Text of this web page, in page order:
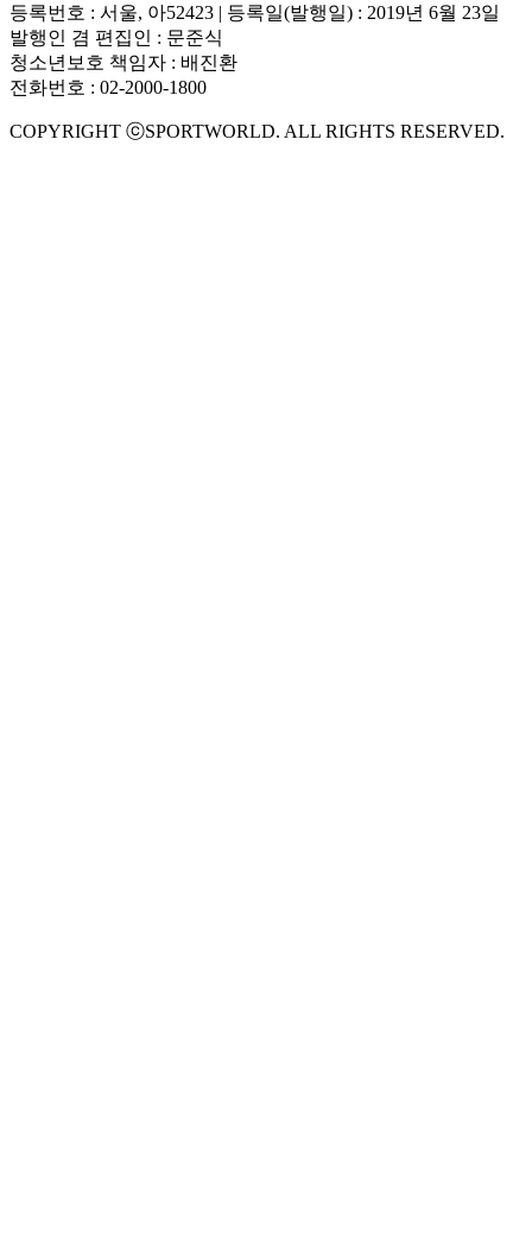
등록번호 : 서울, 아52423 | 등록일(발행일) : 2019년 6월 23일
발행인 겸 편집인 : 문준식
청소년보호 책임자 : 배진환
전화번호 : 02-2000-1800
COPYRIGHT ⓒSPORTWORLD. ALL RIGHTS RESERVED.